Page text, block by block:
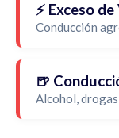
⚡ Exceso
Conducción
🍺
Alcohol,